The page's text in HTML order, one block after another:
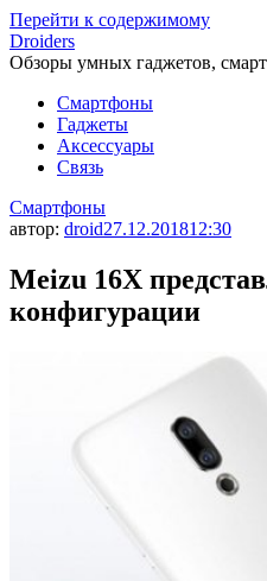
Перейти к содержимому
Droiders
Обзоры умных гаджетов,
Смартфоны
Гаджеты
Аксессуары
Связь
Смартфоны
автор: droid27.12.201812:30
Meizu 16X
конфигурации